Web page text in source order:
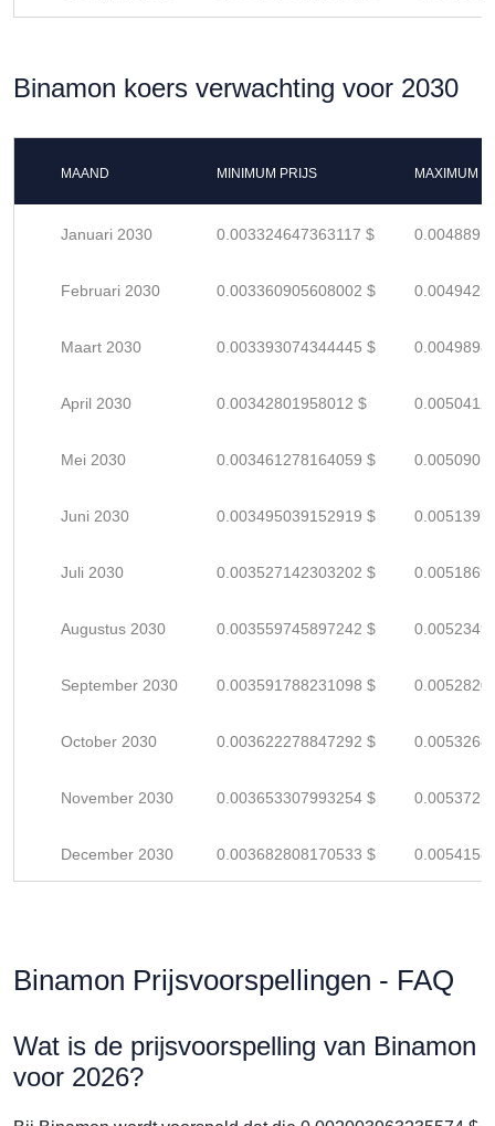
Binamon koers verwachting voor 2030
MAAND MINIMUM PRIJS MAXIMUM
Januari 2030 0.003324647363117 $
Februari 2030 0.003360905608002 $
Maart 2030 0.003393074344445 $
April 2030 0.00342801958012 $
Mei 2030 0.003461278164059 $
Juni 2030 0.003495039152919 $
Juli 2030 0.003527142303202 $
Augustus 2030 0.003559745897242 $
September 2030 0.003591788231098 $
October 2030 0.003622278847292 $
November 2030 0.003653307993254 $
December 2030 0.003682808170533 $
Binamon Prijsvoorspellingen - FAQ
Wat is de prijsvoorspelling van Binamon
voor 2026?